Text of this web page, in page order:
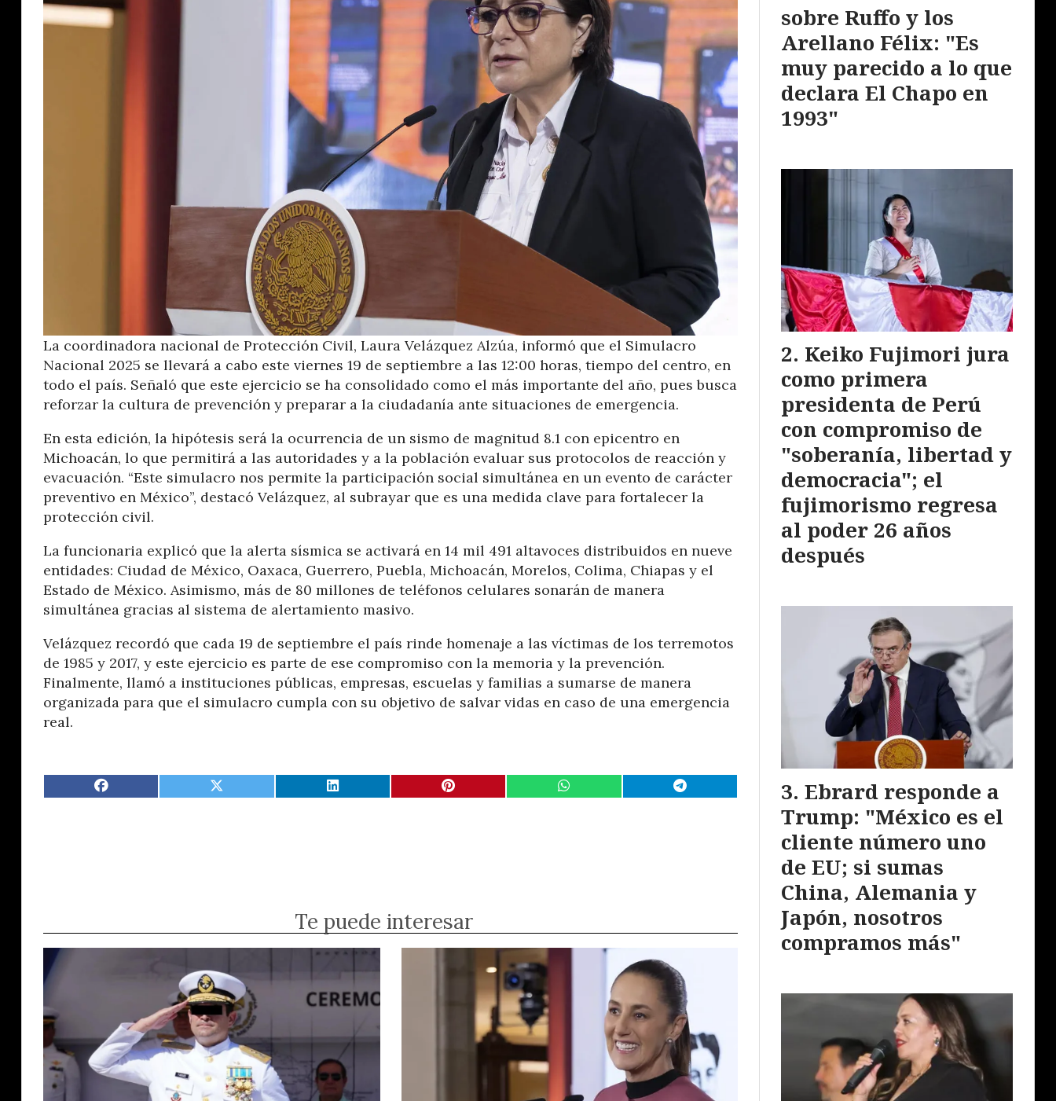
La coordinadora nacional de Protección Civil, Laura Velázquez Alzúa, informó que el Simulacro
Nacional 2025 se llevará a cabo este viernes 19 de septiembre a las 12:00 horas, tiempo del centro, en
todo el país. Señaló que este ejercicio se ha consolidado como el más importante del año, pues busca
reforzar la cultura de prevención y preparar a la ciudadanía ante situaciones de emergencia.
En esta edición, la hipótesis será la ocurrencia de un sismo de magnitud 8.1 con epicentro en
Michoacán, lo que permitirá a las autoridades y a la población evaluar sus protocolos de reacción y
evacuación. “Este simulacro nos permite la participación social simultánea en un evento de carácter
preventivo en México”, destacó Velázquez, al subrayar que es una medida clave para fortalecer la
protección civil.
La funcionaria explicó que la alerta sísmica se activará en 14 mil 491 altavoces distribuidos en nueve
entidades: Ciudad de México, Oaxaca, Guerrero, Puebla, Michoacán, Morelos, Colima, Chiapas y el
Estado de México. Asimismo, más de 80 millones de teléfonos celulares sonarán de manera
simultánea gracias al sistema de alertamiento masivo.
Velázquez recordó que cada 19 de septiembre el país rinde homenaje a las víctimas de los terremotos
de 1985 y 2017, y este ejercicio es parte de ese compromiso con la memoria y la prevención.
Finalmente, llamó a instituciones públicas, empresas, escuelas y familias a sumarse de manera
organizada para que el simulacro cumpla con su objetivo de salvar vidas en caso de una emergencia
real.
Te puede interesar
sobre Ruffo y los
Arellano Félix: "Es
muy parecido a lo que
declara El Chapo en
1993"
Keiko Fujimori jura
como primera
presidenta de Perú
con compromiso de
"soberanía, libertad y
democracia"; el
fujimorismo regresa
al poder 26 años
después
Ebrard responde a
Trump: "México es el
cliente número uno
de EU; si sumas
China, Alemania y
Japón, nosotros
compramos más"